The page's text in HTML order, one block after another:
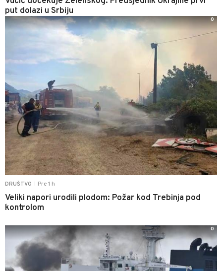
put dolazi u Srbiju
DRUŠTVO Pre 1 h
Veliki napori urodili plodom: Požar kod Trebinja pod
kontrolom
0
0